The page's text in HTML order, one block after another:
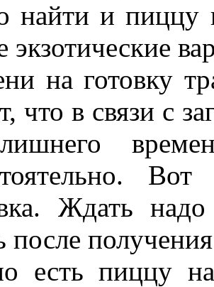
найти и пиццу
экзотические
на готовку
что в связи с
Ждать
после
есть пиццу